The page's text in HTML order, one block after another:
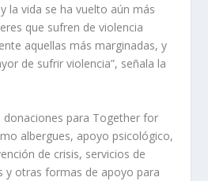
la vida se ha vuelto aún más
que sufren de violencia
aquellas más marginadas, y
de sufrir violencia”, señala la
donaciones para Together for
albergues, apoyo psicológico,
de crisis, servicios de
y otras formas de apoyo para